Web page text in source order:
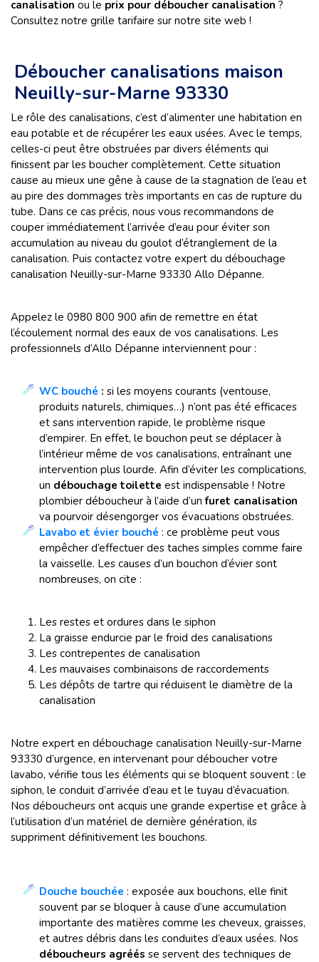
canalisation ou le prix pour déboucher canalisation ?
Consultez notre grille tarifaire sur notre site web !
Déboucher canalisations maison
Neuilly-sur-Marne 93330
Le rôle des canalisations, c’est d’alimenter une habitation en
eau potable et de récupérer les eaux usées. Avec le temps,
celles-ci peut être obstruées par divers éléments qui
finissent par les boucher complètement. Cette situation
cause au mieux une gêne à cause de la stagnation de l’eau et
au pire des dommages très importants en cas de rupture du
tube. Dans ce cas précis, nous vous recommandons de
couper immédiatement l’arrivée d’eau pour éviter son
accumulation au niveau du goulot d’étranglement de la
canalisation. Puis contactez votre expert du débouchage
canalisation Neuilly-sur-Marne 93330 Allo Dépanne.
Appelez le 0980 800 900 afin de remettre en état
l’écoulement normal des eaux de vos canalisations. Les
professionnels d’Allo Dépanne interviennent pour :
WC bouché : si les moyens courants (ventouse,
produits naturels, chimiques…) n’ont pas été efficaces
et sans intervention rapide, le problème risque
d’empirer. En effet, le bouchon peut se déplacer à
l’intérieur même de vos canalisations, entraînant une
intervention plus lourde. Afin d’éviter les complications,
un débouchage toilette est indispensable ! Notre
plombier déboucheur à l’aide d’unfuret canalisation
va pourvoir désengorger vos évacuations obstruées.
Lavabo et évier bouché : ce problème peut vous
empêcher d’effectuer des taches simples comme faire
la vaisselle. Les causes d’un bouchon d’évier sont
nombreuses, on cite :
Les restes et ordures dans le siphon
La graisse endurcie par le froid des canalisations
Les contrepentes de canalisation
Les mauvaises combinaisons de raccordements
Les dépôts de tartre qui réduisent le diamètre de la
canalisation
Notre expert en débouchage canalisation Neuilly-sur-Marne
93330 d’urgence, en intervenant pour déboucher votre
lavabo, vérifie tous les éléments qui se bloquent souvent : le
siphon, le conduit d’arrivée d’eau et le tuyau d’évacuation.
Nos déboucheurs ont acquis une grande expertise et grâce à
l’utilisation d’un matériel de dernière génération, ils
suppriment définitivement les bouchons.
Douche bouchée : exposée aux bouchons, elle finit
souvent par se bloquer à cause d’une accumulation
importante des matières comme les cheveux, graisses,
et autres débris dans les conduites d’eaux usées. Nos
déboucheurs agréés se servent des techniques de